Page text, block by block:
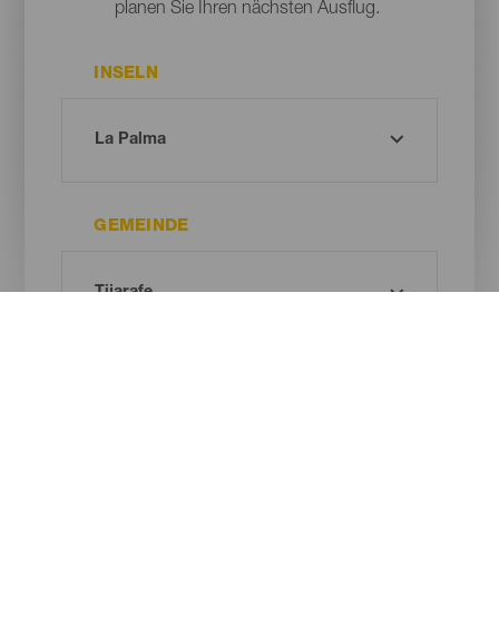
planen Sie Ihren nächsten Ausflug.
INSELN
GEMEINDE